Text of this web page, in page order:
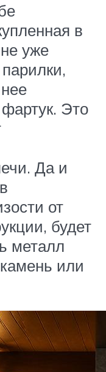
в
уже
Это
Да и
от
будет
металл
или